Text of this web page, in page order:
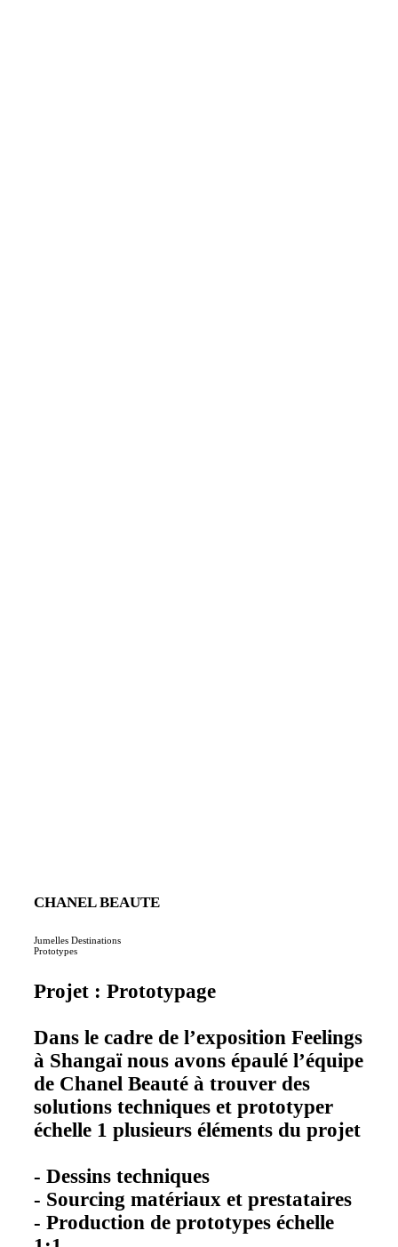
CHANEL BEAUTE
Jumelles Destinations
Prototypes
Projet : Prototypage
Dans le cadre de l’exposition Feelings
à Shangaï nous avons épaulé l’équipe
de Chanel Beauté à trouver des
solutions techniques et prototyper
échelle 1 plusieurs éléments du projet
- Dessins techniques
- Sourcing matériaux et prestataires
- Production de prototypes échelle